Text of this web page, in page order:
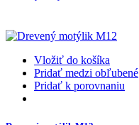
Vložiť do košíka
Pridať medzi obľubené
Pridať k porovnaniu